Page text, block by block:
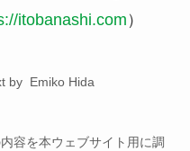
itobanashi.com ）
by Emiko Hida
容を本ウェブサイト用に調